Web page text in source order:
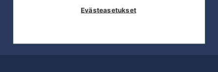
Evästeasetukset